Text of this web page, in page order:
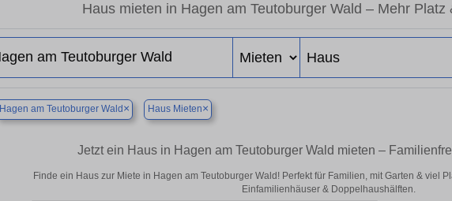
Haus mieten in Hagen am Teutoburger Wald – Mehr
Hagen am Teutoburger Wald × Haus Mieten×
Jetzt ein Haus in Hagen am Teutoburger Wald mieten –
Finde ein Haus zur Miete in Hagen am Teutoburger Wald! Perfekt für Familien, mit Garten & viel
Einfamilienhäuser & Doppelhaushälften.